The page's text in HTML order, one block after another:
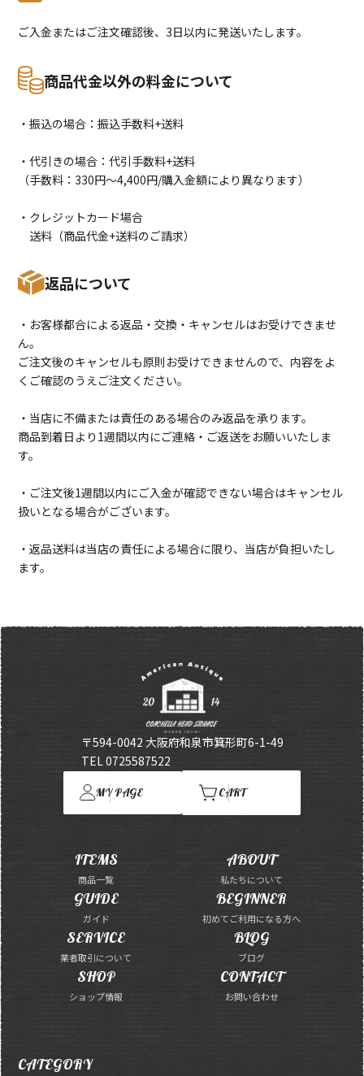
ご入金またはご注文確認後、3日以内に発送いたします。
商品代金以外の料金について
・振込の場合：振込手数料+送料
・代引きの場合：代引手数料+送料
（手数料：330円〜4,400円/購入金額により異なります）
・クレジットカード場合
送料（商品代金+送料のご請求）
返品について
・お客様都合による返品・交換・キャンセルはお受けできませ
ん。
ご注文後のキャンセルも原則お受けできませんので、内容をよ
くご確認のうえご注文ください。
・当店に不備または責任のある場合のみ返品を承ります。
商品到着日より1週間以内にご連絡・ご返送をお願いいたしま
す。
・ご注文後1週間以内にご入金が確認できない場合はキャンセル
扱いとなる場合がございます。
・返品送料は当店の責任による場合に限り、当店が負担いたし
ます。
〒594-0042 大阪府和泉市箕形町6-1-49
TEL 0725587522
MY PAGE CART
ITEMS
商品一覧
ABOUT
私たちについて
GUIDE
ガイド
BEGINNER
初めてご利用になる方へ
SERVICE
業者取引について
BLOG
ブログ
SHOP
ショップ情報
CONTACT
お問い合わせ
CATEGORY